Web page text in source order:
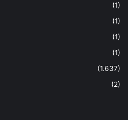
(1)
(1)
(1)
(1)
(1.637)
(2)